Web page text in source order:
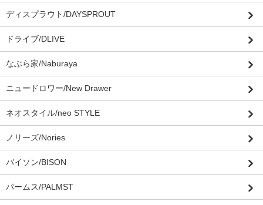
ディスプラウト/DAYSPROUT
ドライブ/DLIVE
なぶら家/Naburaya
ニュードロワー/New Drawer
ネオスタイル/neo STYLE
ノリーズ/Nories
バイソン/BISON
パームス/PALMST